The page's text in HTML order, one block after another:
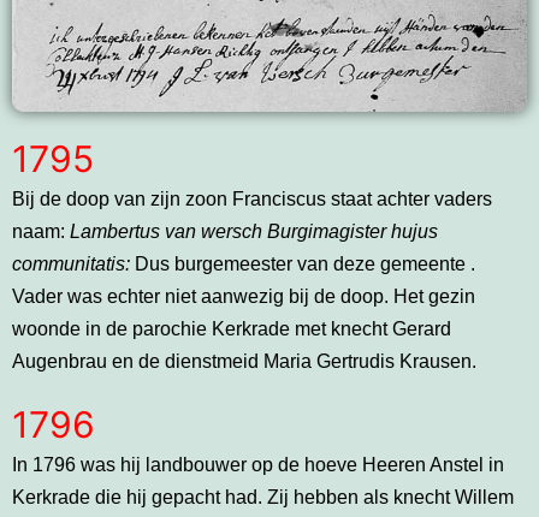
1795
Bij de doop van zijn zoon Franciscus staat achter vaders
naam: Lambertus van wersch Burgimagister hujus
communitatis: Dus burgemeester van deze gemeente .
Vader was echter niet aanwezig bij de doop. Het gezin
woonde in de parochie Kerkrade met knecht Gerard
Augenbrau en de dienstmeid Maria Gertrudis Krausen.
1796
In 1796 was hij landbouwer op de hoeve Heeren Anstel in
Kerkrade die hij gepacht had. Zij hebben als knecht Willem